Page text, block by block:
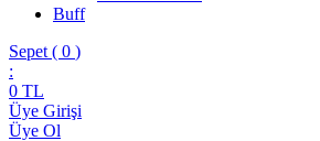
Buff
Sepet ( 0 )
:
0 TL
Üye Girişi
Üye Ol